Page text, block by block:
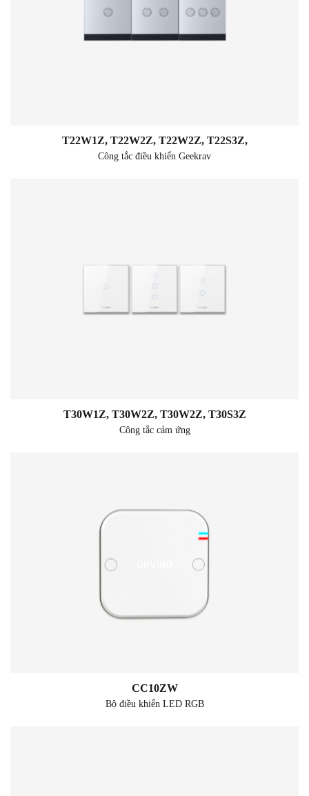
T22W1Z, T22W2Z, T22W2Z, T22S3Z,
Công tắc điều khiển Geekrav
T30W1Z, T30W2Z, T30W2Z, T30S3Z
Công tắc cảm ứng
CC10ZW
Bộ điều khiển LED RGB